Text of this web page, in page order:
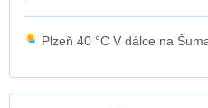
Plzeň 40 °C V dálce na